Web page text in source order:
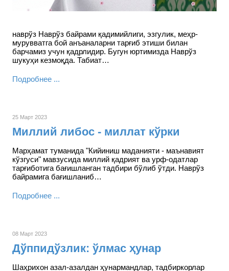
наврўз Наврўз байрами қадимийлиги, эзгулик, меҳр-
мурувватга бой анъаналарни тарғиб этиши билан
барчамиз учун қадрлидир. Бугун юртимизда Наврўз
шукуҳи кезмоқда. Табиат…
Подробнее ...
25 Март 2023
Миллий либос - миллат кўрки
Марҳамат туманида "Кийиниш маданияти - маънавият
кўзгуси" мавзусида миллий қадрият ва урф-одатлар
тарғиботига бағишланган тадбири бўлиб ўтди. Наврўз
байрамига бағишланиб…
Подробнее ...
08 Март 2023
Дўппидўзлик: ўлмас ҳунар
Шаҳрихон азал-азалдан ҳунармандлар, тадбиркорлар